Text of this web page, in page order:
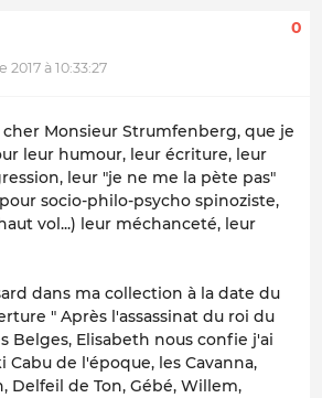
à 10:33:27
0
cher Monsieur Strumfenberg, que je
leur humour, leur écriture, leur
leur "je ne me la pète pas"
socio-philo-psycho spinoziste,
vol...) leur méchanceté, leur
dans ma collection à la date du
" Après l'assassinat du roi du
Belges, Elisabeth nous confie j'ai
Cabu de l'époque, les Cavanna,
Delfeil de Ton, Gébé, Willem,